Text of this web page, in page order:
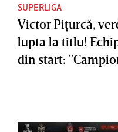
SUPERLIGA
Victor Piţurcă,
lupta la titlu!
din start: